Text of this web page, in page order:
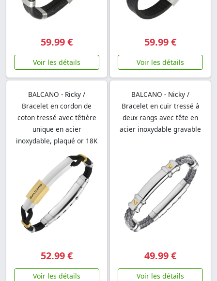
59.99 €
Voir les détails
59.99 €
Voir les détails
BALCANO - Ricky /
Bracelet en cordon de
coton tressé avec têtière
unique en acier
inoxydable, plaqué or 18K
52.99 €
Voir les détails
BALCANO - Nicky /
Bracelet en cuir tressé à
deux rangs avec tête en
acier inoxydable gravable
49.99 €
Voir les détails